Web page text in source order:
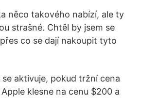
něco takového nabízí, ale ty
strašné. Chtěl by jsem se
co se dají nakoupit tyto
aktivuje, pokud tržní cena
klesne na cenu $200 a